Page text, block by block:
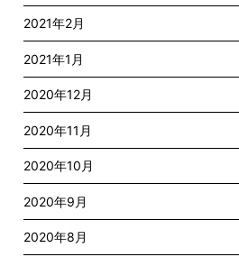
2021年2月
2021年1月
2020年12月
2020年11月
2020年10月
2020年9月
2020年8月